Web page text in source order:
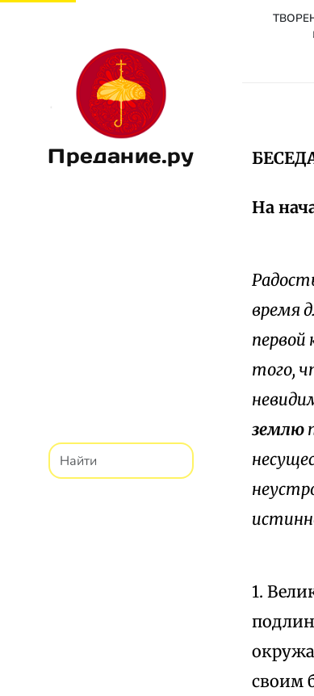
Предание.ру
На
время
первой
того,
землю
1.
своим